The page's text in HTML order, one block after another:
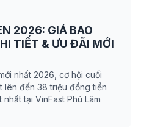
2026: GIÁ BAO
TIẾT & ƯU ĐÃI MỚI
nhất 2026, cơ hội cuối
lên đến 38 triệu đồng tiền
tại VinFast Phú Lâm